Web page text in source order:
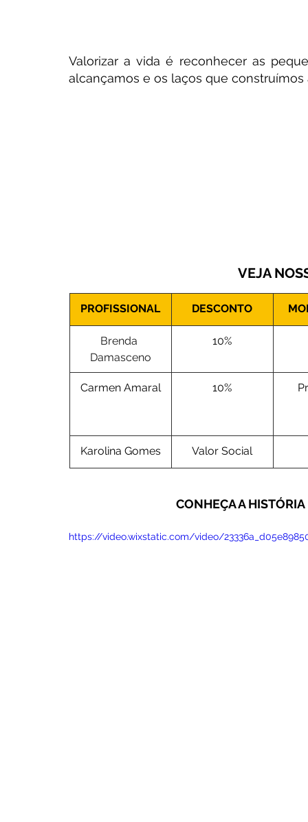
Valorizar a vida é reconhecer as
alcançamos e os laços que construímos
VEJA
PROFISSIONAL DESCONTO
Brenda
Damasceno
10%
Carmen Amaral 10%
Karolina Gomes Valor Social
CONHEÇA A
https://video.wixstatic.com/video/